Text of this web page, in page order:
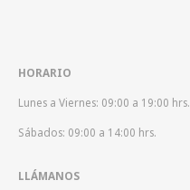
HORARIO
Lunes a Viernes: 09:00 a 19:00 hrs.
Sábados: 09:00 a 14:00 hrs.
LLÁMANOS